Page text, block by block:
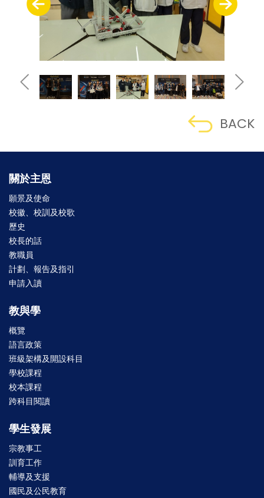
BACK
關於主恩
願景及使命
校徽、校訓及校歌
歷史
校長的話
教職員
計劃、報告及指引
申請入讀
教與學
概覽
語言政策
班級架構及開設科目
學校課程
校本課程
跨科目閱讀
學生發展
宗教事工
訓育工作
輔導及支援
國民及公民教育